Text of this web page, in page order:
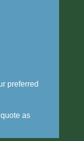
preferred
as